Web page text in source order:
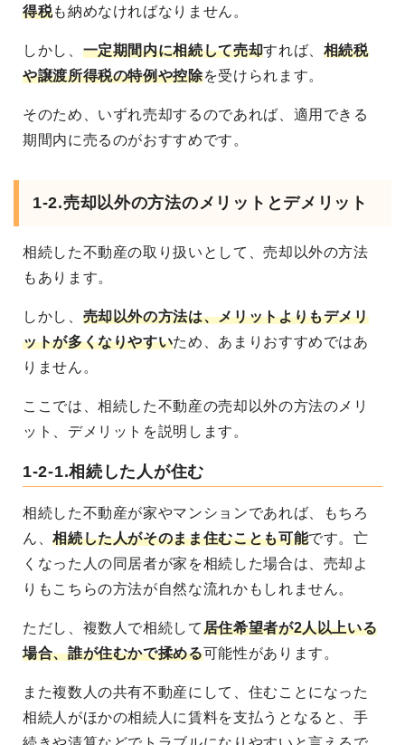
得税も納めなければなりません。
しかし、 一定期間内に相続して売却すれば、 相続税
や譲渡所得税の特例や控除を受けられます。
そのため、いずれ売却するのであれば、適用できる
期間内に売るのがおすすめです。
1-2.売却以外の方法のメリットとデメリット
相続した不動産の取り扱いとして、売却以外の方法
もあります。
しかし、 売却以外の方法は、メリットよりもデメリ
ットが多くなりやすいため、あまりおすすめではあ
りません。
ここでは、相続した不動産の売却以外の方法のメリ
ット、デメリットを説明します。
1-2-1.相続した人が住む
相続した不動産が家やマンションであれば、もちろ
ん、相続した人がそのまま住むことも可能です。亡
くなった人の同居者が家を相続した場合は、売却よ
りもこちらの方法が自然な流れかもしれません。
ただし、複数人で相続して居住希望者が2人以上いる
場合、誰が住むかで揉める可能性があります。
また複数人の共有不動産にして、住むことになった
相続人がほかの相続人に賃料を支払うとなると、手